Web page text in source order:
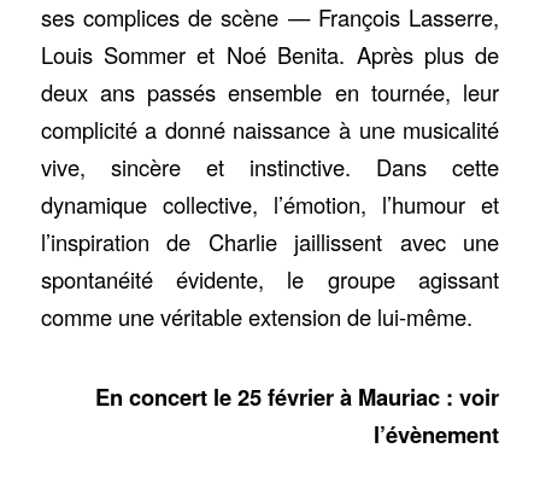
ses complices de scène — François Lasserre,
Louis Sommer et Noé Benita. Après plus de
deux ans passés ensemble en tournée, leur
complicité a donné naissance à une musicalité
vive, sincère et instinctive. Dans cette
dynamique collective, l’émotion, l’humour et
l’inspiration de Charlie jaillissent avec une
spontanéité évidente, le groupe agissant
comme une véritable extension de lui-même.
En concert le 25 février à Mauriac : voir
l’évènement